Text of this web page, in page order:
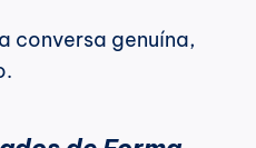
conversa genuína,